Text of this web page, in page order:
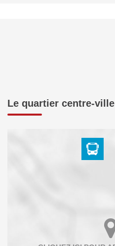
Le quartier centre-ville